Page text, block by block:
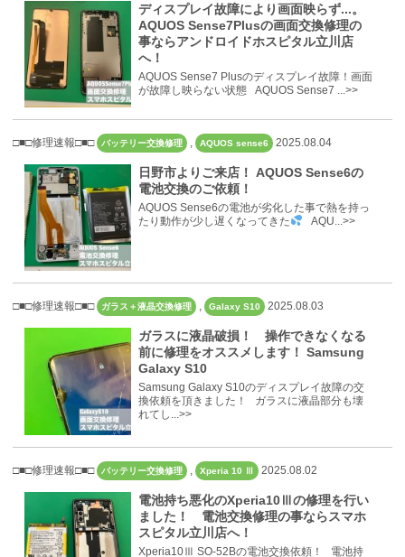
ディスプレイ故障により画面映らず...。
AQUOS Sense7Plusの画面交換修理の
事ならアンドロイドホスピタル立川店
へ！
AQUOS Sense7 Plusのディスプレイ故障！画面
が故障し映らない状態 AQUOS Sense7 ...>>
□■□修理速報□■□ バッテリー交換修理 , AQUOS sense6 2025.08.04
日野市よりご来店！ AQUOS Sense6の
電池交換のご依頼！
AQUOS Sense6の電池が劣化した事で熱を持っ
たり動作が少し遅くなってきた
AQU...>>
□■□修理速報□■□ ガラス＋液晶交換修理 , Galaxy S10 2025.08.03
ガラスに液晶破損！ 操作できなくなる
前に修理をオススメします！ Samsung
Galaxy S10
Samsung Galaxy S10のディスプレイ故障の交
換依頼を頂きました！ ガラスに液晶部分も壊
れてし...>>
□■□修理速報□■□ バッテリー交換修理 Xperia 10 Ⅲ 2025.08.02
電池持ち悪化のXperia10Ⅲの修理を行い
ました！ 電池交換修理の事ならスマホ
スピタル立川店へ！
Xperia10Ⅲ SO-52Bの電池交換依頼！ 電池持